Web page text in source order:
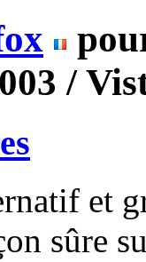
/
et
sûre